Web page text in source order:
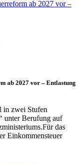
ab 2027 vor – Entlastung
in zwei Stufen
unter Berufung auf
das
Einkommensteuer